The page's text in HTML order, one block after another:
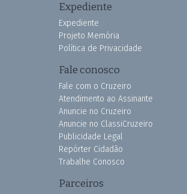
Expediente
Expediente
Projeto Memória
Política de Privacidade
Fale conosco
Fale com o Cruzeiro
Atendimento ao Assinante
Anuncie no Cruzeiro
Anuncie no ClassiCruzeiro
Publicidade Legal
Repórter Cidadão
Trabalhe Conosco
Parceiros